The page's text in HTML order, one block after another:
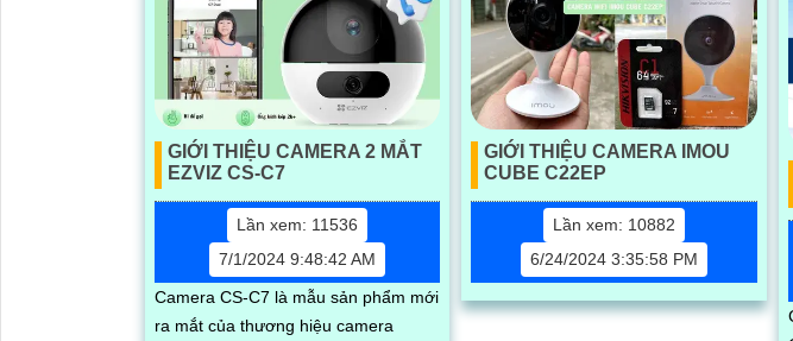
GIỚI THIỆU CAMERA 2 MẮT
EZVIZ CS-C7
Lần xem: 11536
7/1/2024 9:48:42 AM
Camera CS-C7 là mẫu sản phẩm mới
ra mắt của thương hiệu camera
GIỚI THIỆU CAMERA IMOU
CUBE C22EP
Lần xem: 10882
6/24/2024 3:35:58 PM